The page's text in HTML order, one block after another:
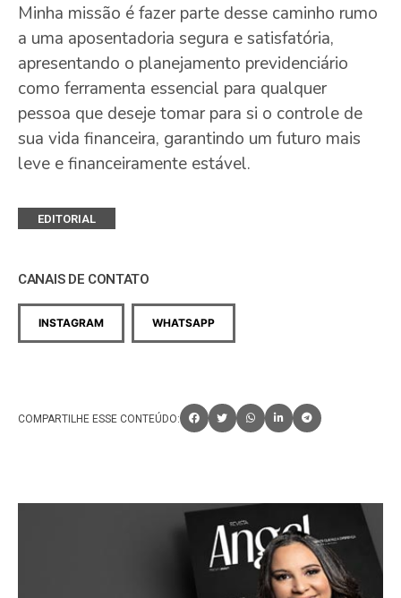
Minha missão é fazer parte desse caminho rumo
a uma aposentadoria segura e satisfatória,
apresentando o planejamento previdenciário
como ferramenta essencial para qualquer
pessoa que deseje tomar para si o controle de
sua vida financeira, garantindo um futuro mais
leve e financeiramente estável.
EDITORIAL
CANAIS DE CONTATO
INSTAGRAM WHATSAPP
COMPARTILHE ESSE CONTEÚDO: